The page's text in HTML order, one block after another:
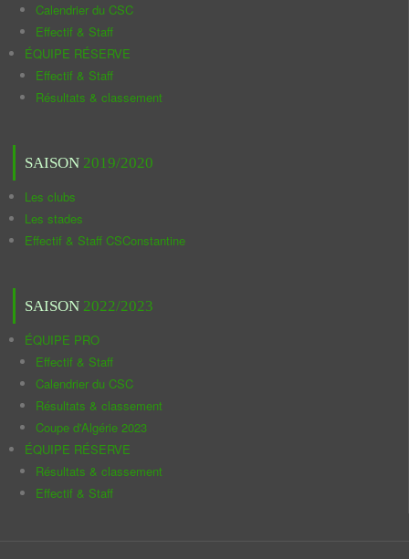
Calendrier du CSC
Effectif & Staff
ÉQUIPE RÉSERVE
Effectif & Staff
Résultats & classement
SAISON 2019/2020
Les clubs
Les stades
Effectif & Staff CSConstantine
SAISON 2022/2023
ÉQUIPE PRO
Effectif & Staff
Calendrier du CSC
Résultats & classement
Coupe d'Algérie 2023
ÉQUIPE RÉSERVE
Résultats & classement
Effectif & Staff